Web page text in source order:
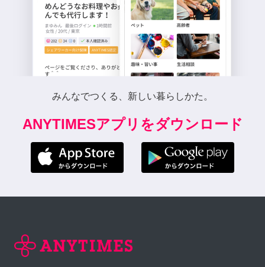
みんなでつくる、新しい暮らしかた。
ANYTIMESアプリをダウンロード